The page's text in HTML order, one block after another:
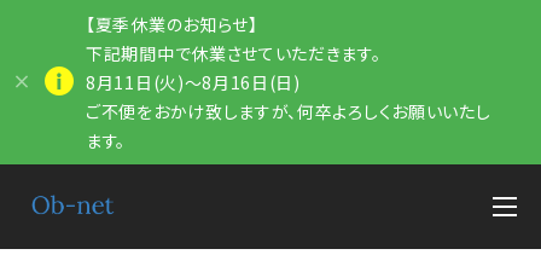
【夏季休業のお知らせ】
下記期間中で休業させていただきます。
8月11日(火)～8月16日(日)
ご不便をおかけ致しますが、何卒よろしくお願いいたし
ます。